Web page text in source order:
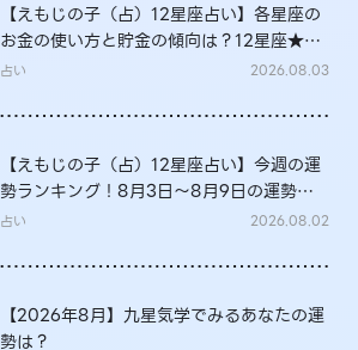
【えもじの子（占）12星座占い】各星座の
お金の使い方と貯金の傾向は？12星座★徹
底解説
占い 2026.08.03
【えもじの子（占）12星座占い】今週の運
勢ランキング！8月3日～8月9日の運勢
は？
占い 2026.08.02
【2026年8月】九星気学でみるあなたの運
勢は？